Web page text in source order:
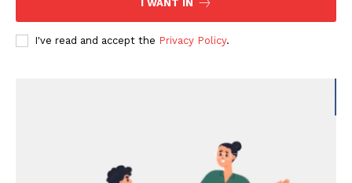
I WANT IN
I've read and accept the Privacy Policy.